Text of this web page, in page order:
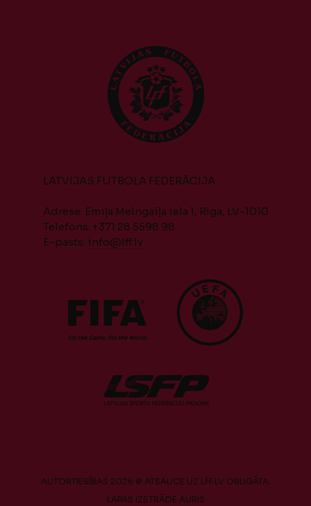
LATVIJAS FUTBOLA FEDERĀCIJA
Adrese: Emiļa Melngaiļa iela 1, Rīga, LV-1010
Telefons: +371 28 5598 98
E-pasts: info@lff.lv
AUTORTIESĪBAS 2026 © ATSAUCE UZ LFF.LV OBLIGĀTA.
LAPAS IZSTRĀDE AURIS